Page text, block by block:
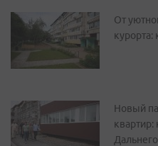
От
курорта:
Новый
квартир: